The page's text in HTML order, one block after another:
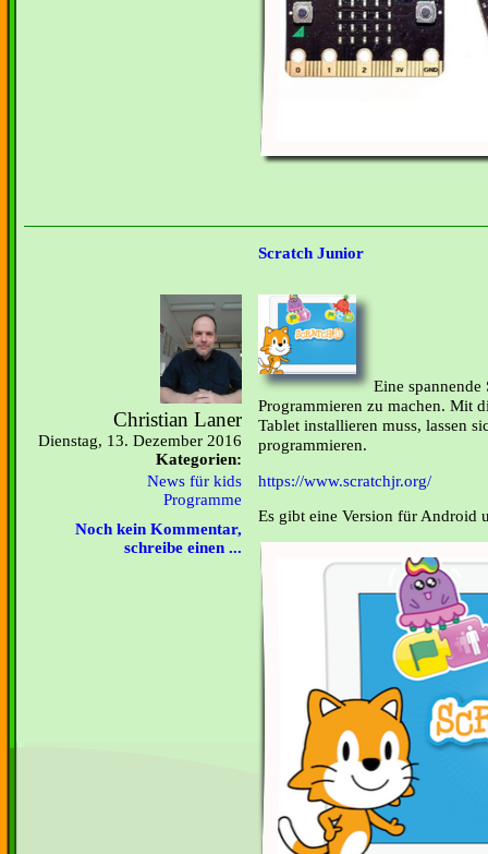
Scratch Junior
Christian Laner
Dienstag, 13. Dezember 2016
Kategorien:
News für kids
Programme
Noch kein Kommentar,
schreibe einen ...
Eine spannende
Programmieren zu machen. Mit
Tablet installieren muss, lassen
programmieren.
https://www.scratchjr.org/
Es gibt eine Version für Android